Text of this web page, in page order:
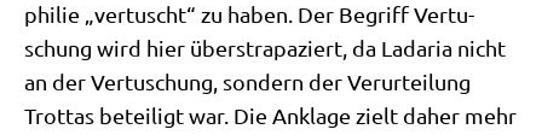
phi­lie „ver­tuscht“ zu haben. Der Begriff Ver­tu­
schung wird hier über­stra­pa­ziert, da Lada­ria nicht
an der Ver­tu­schung, son­dern der Ver­ur­tei­lung
Trot­tas betei­ligt war. Die Ankla­ge zielt daher mehr